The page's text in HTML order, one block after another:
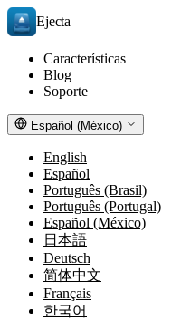
Ejecta
Características
Blog
Soporte
Español (México)
English
Español
Português (Brasil)
Português (Portugal)
Español (México)
日本語
Deutsch
简体中文
Français
한국어